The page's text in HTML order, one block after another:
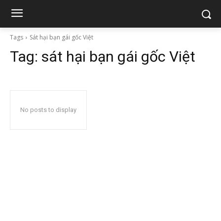
Tags Sát hại bạn gái gốc Việt
Tag: sát hại bạn gái gốc Việt
No posts to display